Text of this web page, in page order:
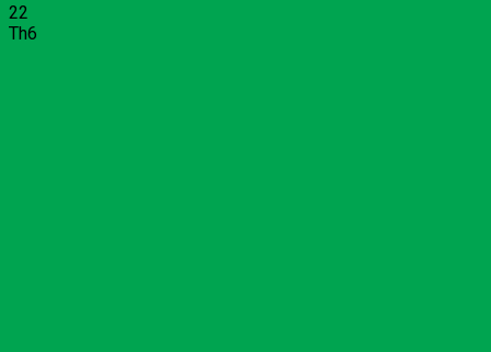
22
Th6